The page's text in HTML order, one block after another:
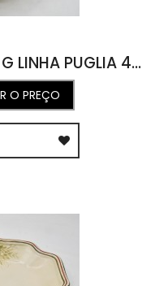
TRAVESSA CASUAL FUNDA G LINHA PUGLIA 40L X 47C X 6A
O PREÇO